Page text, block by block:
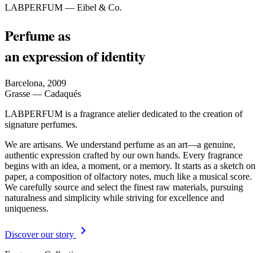
LABPERFUM — Eibel & Co.
Perfume as
an expression of identity
Barcelona, 2009
Grasse — Cadaqués
LABPERFUM is a fragrance atelier dedicated to the creation of
signature perfumes.
We are artisans. We understand perfume as an art—a genuine,
authentic expression crafted by our own hands. Every fragrance
begins with an idea, a moment, or a memory. It starts as a sketch on
paper, a composition of olfactory notes, much like a musical score.
We carefully source and select the finest raw materials, pursuing
naturalness and simplicity while striving for excellence and
uniqueness.
Discover our story